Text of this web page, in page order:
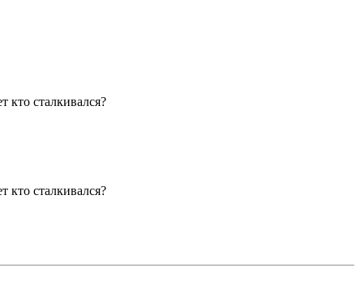
кто сталкивался?
кто сталкивался?